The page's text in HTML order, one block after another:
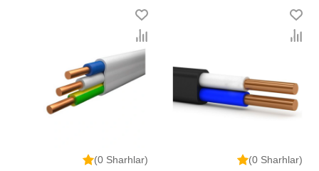
производителями и брендами, список которых
постоянно расширяется. Мы доставляем товар в
любом количестве по всей территории страны. Все
это дополняет лучшая по Узбекистану стоимость,
Кабели гибкие КГ, ПВС от ikarvon.uz — это самый
широкий диапазон цен. Причем здесь представлена
оптимальная цена для каждой позиции из категории
(0 Sharhlar)
(0 Sharhlar)